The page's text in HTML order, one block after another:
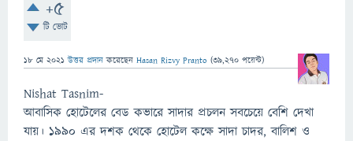
+5
টি ভোট
18 মে 2021 উত্তর প্রদান করেছেন Hasan Rizvy Pranto (39,270 পয়েন্ট)
Nishat Tasnim-
আবাসিক হোটেলের বেড কভারে সাদার প্রচলন সবচেয়ে বেশি দেখা
যায়। ১৯৯০ এর দশক থেকে হোটেল কক্ষে সাদা চাদর, বালিশ ও